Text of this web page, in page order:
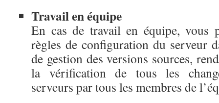
Travail en équipe
En cas de travail en équipe, vous
règles de configuration du serveur
de gestion des versions sources,
la vérification de tous les
serveurs par tous les membres de